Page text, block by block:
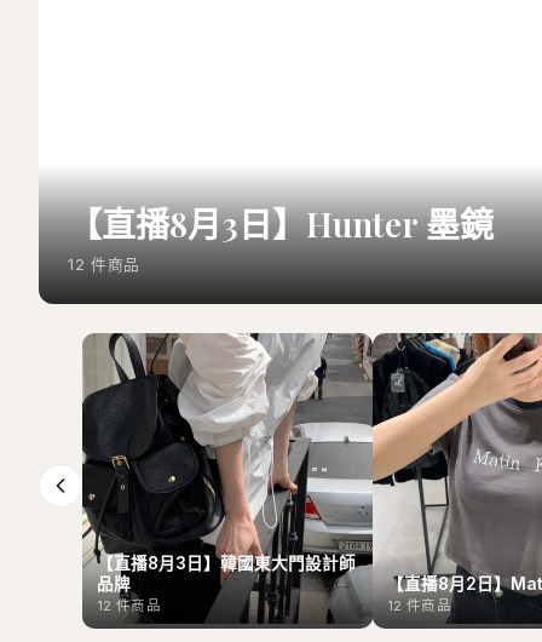
【直播8月3日】Hunter 墨鏡
12 件商品
【直播8月3日】韓國東大門設計師
品牌
12 件商品
【直播8月2日】
12 件商品